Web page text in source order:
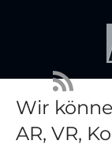
Wir
AR, VR,